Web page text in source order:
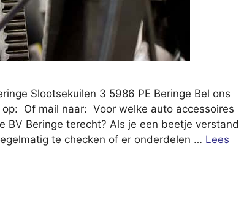
Slootsekuilen 3 5986 PE Beringe Bel ons
Of mail naar: Voor welke auto accessoires
BV Beringe terecht? Als je een beetje verstand
te checken of er onderdelen … Lees